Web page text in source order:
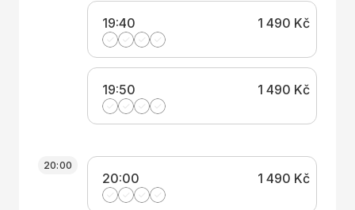
19:40 1 490 Kč
19:50 1 490 Kč
20:00
20:00 1 490 Kč